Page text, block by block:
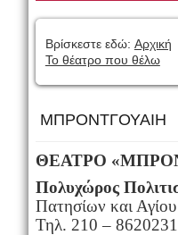
Βρίσκεστε εδώ: Αρχική
Το θέατρο που θέλω
ΜΠΡΟΝΤΓΟΥΑΙΗ
ΘΕΑΤΡΟ
Πολυχώρος
Πατησίων και
Τηλ. 210 – 8620231